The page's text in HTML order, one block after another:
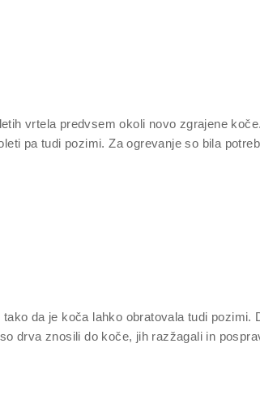
vrtela predvsem okoli novo zgrajene
pa tudi pozimi. Za ogrevanje so bila
da je koča lahko obratovala tudi
drva znosili do koče, jih razžagali in